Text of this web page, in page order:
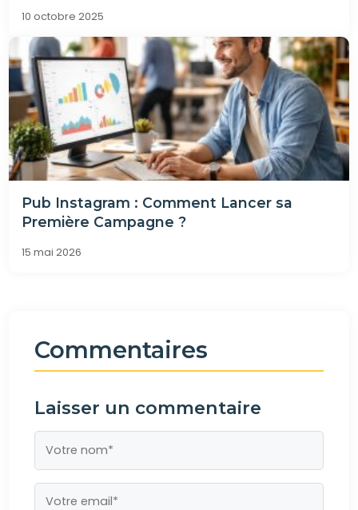
10 octobre 2025
Pub Instagram : Comment Lancer sa
Première Campagne ?
15 mai 2026
Commentaires
Laisser un commentaire